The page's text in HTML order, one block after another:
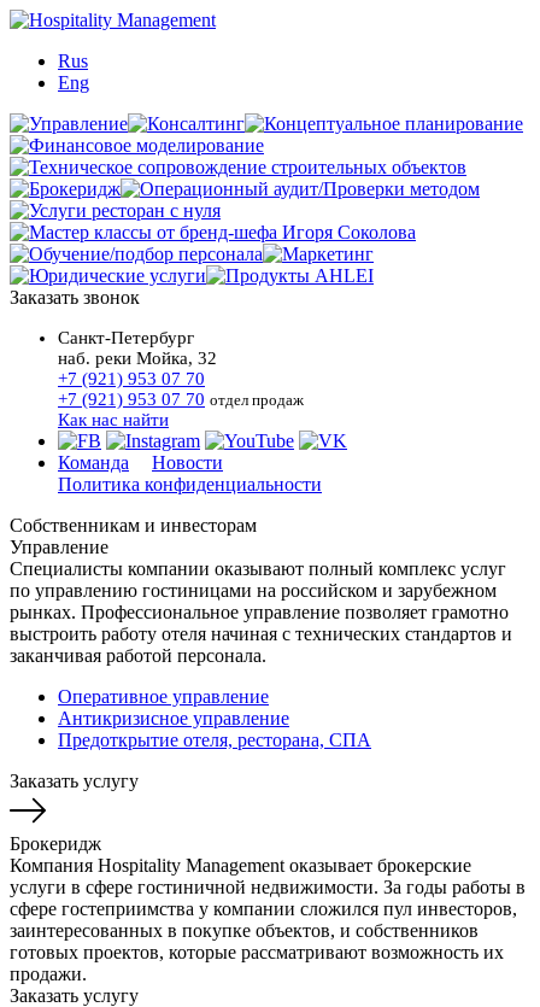
Rus
Eng
Заказать звонок
Санкт-Петербург
наб. реки Мойка, 32
+7 (921) 953 07 70
+7 (921) 953 07 70 отдел продаж
Как нас найти
Команда
Новости
Политика конфиденциальности
Собственникам и инвесторам
Управление
Специалисты компании оказывают полный комплекс услуг
по управлению гостиницами на российском и зарубежном
рынках. Профессиональное управление позволяет грамотно
выстроить работу отеля начиная с технических стандартов и
заканчивая работой персонала.
Оперативное управление
Антикризисное управление
Предоткрытие отеля, ресторана, СПА
Заказать услугу
Брокеридж
Компания Hospitality Management оказывает брокерские
услуги в сфере гостиничной недвижимости. За годы работы в
сфере гостеприимства у компании сложился пул инвесторов,
заинтересованных в покупке объектов, и собственников
готовых проектов, которые рассматривают возможность их
продажи.
Заказать услугу